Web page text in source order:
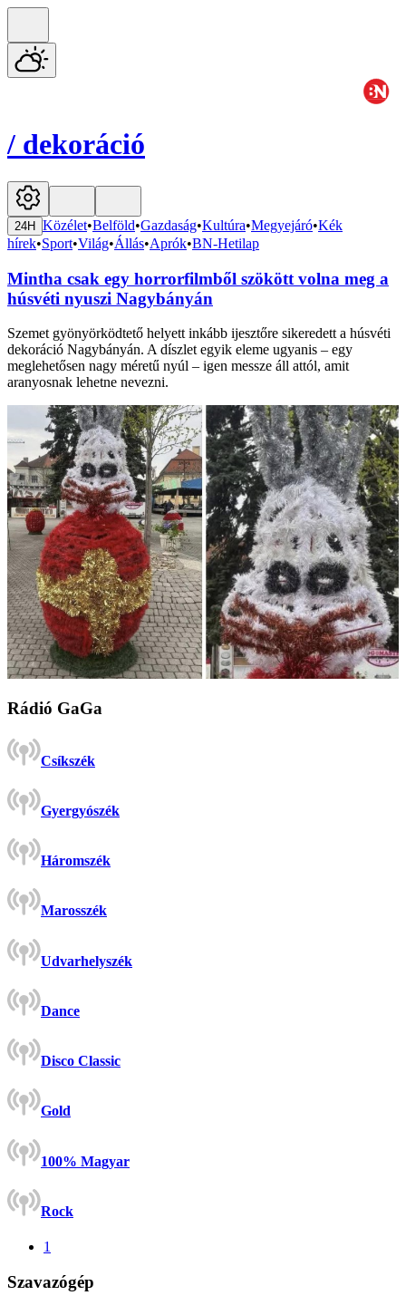
/ dekoráció
24H Közélet•Belföld•Gazdaság•Kultúra•Megyejáró•Kék
hírek•Sport•Világ•Állás•Aprók•BN-Hetilap
Mintha csak egy horrorfilmből szökött volna meg a
húsvéti nyuszi Nagybányán
Szemet gyönyörködtető helyett inkább ijesztőre sikeredett a húsvéti
dekoráció Nagybányán. A díszlet egyik eleme ugyanis – egy
meglehetősen nagy méretű nyúl – igen messze áll attól, amit
aranyosnak lehetne nevezni.
Rádió GaGa
Csíkszék
Gyergyószék
Háromszék
Marosszék
Udvarhelyszék
Dance
Disco Classic
Gold
100% Magyar
Rock
1
Szavazógép